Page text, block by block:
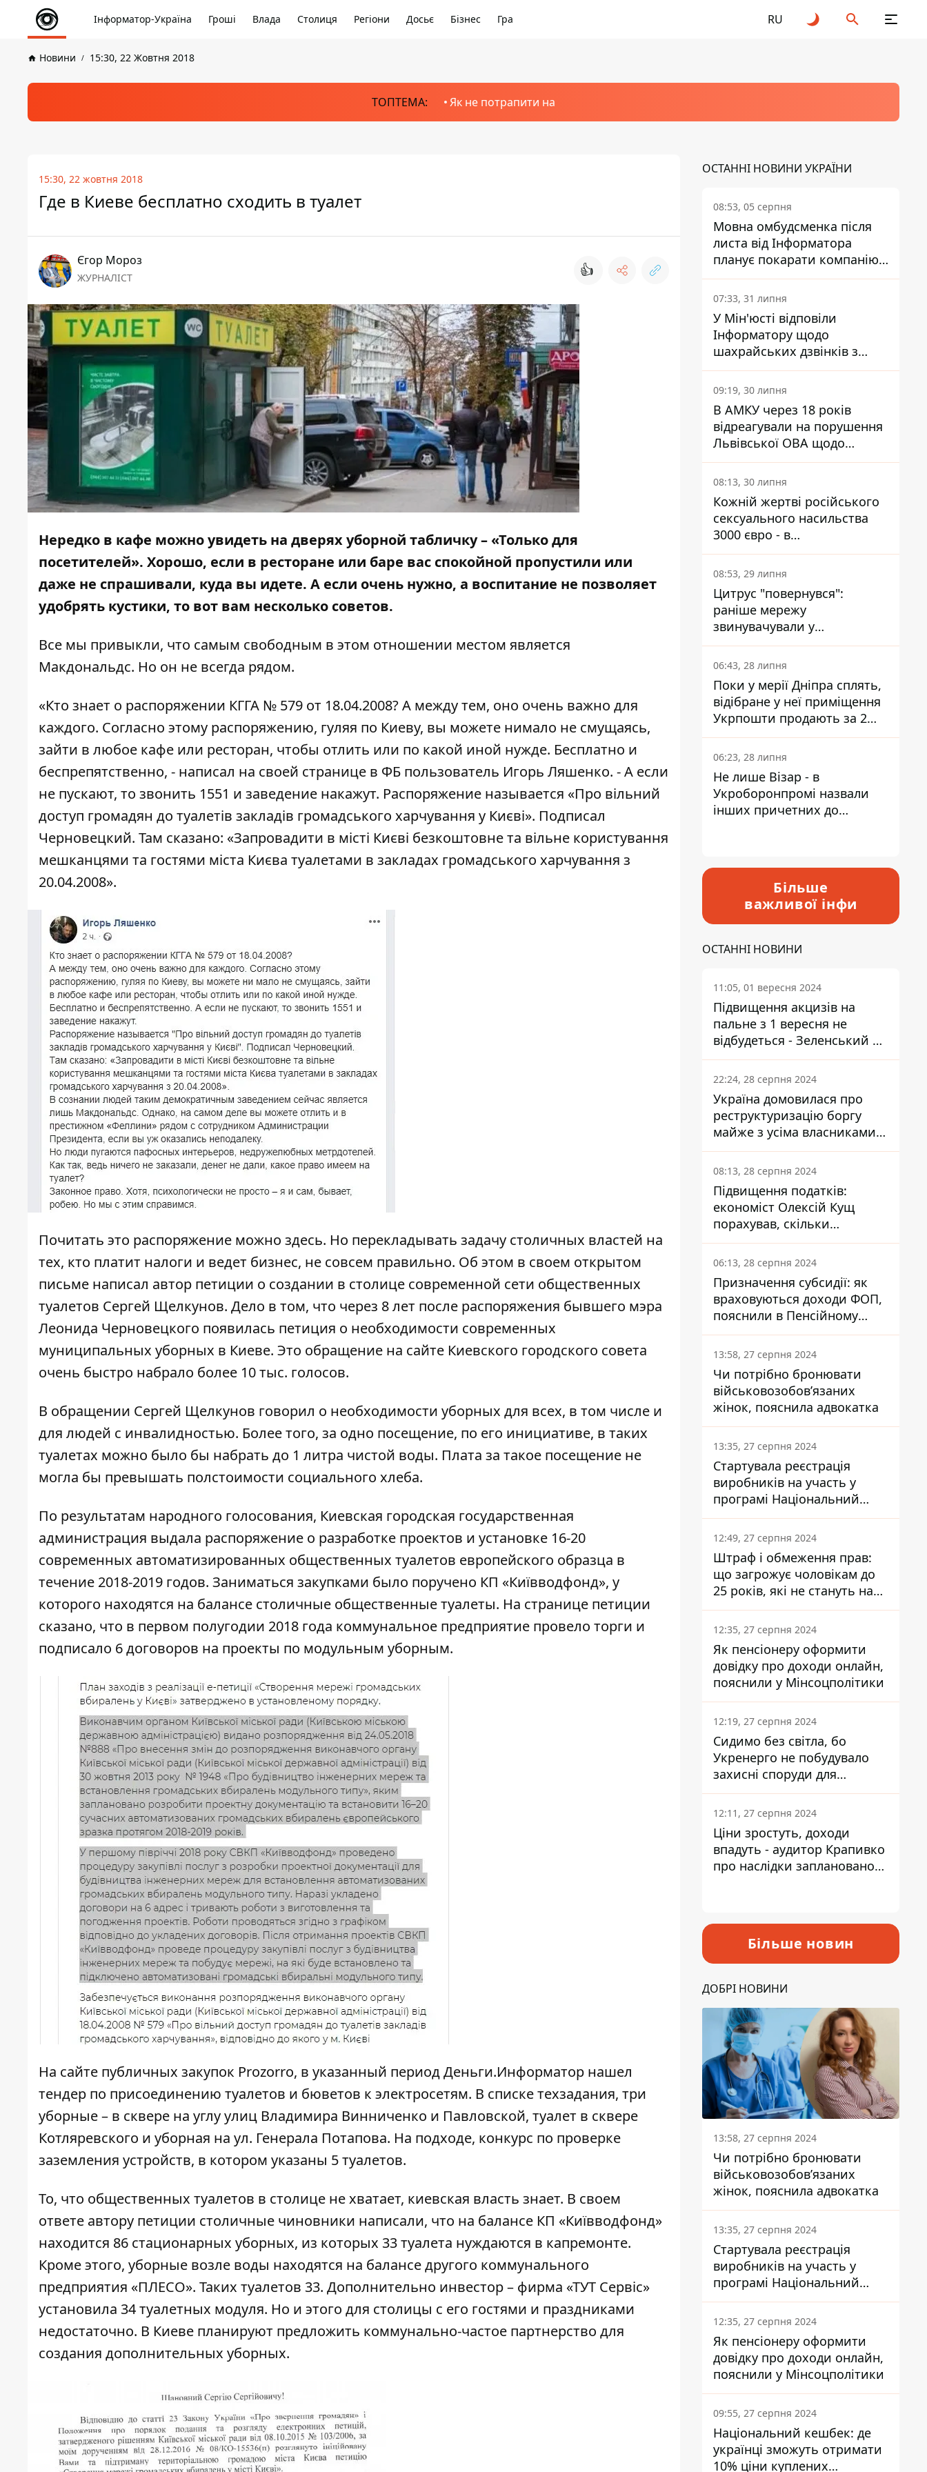
Інформатор-Україна Гроші Влада Столиця Регіони Досьє Бізнес Гра RU
Новини 15:30, 22 Жовтня 2018
ТОПТЕМА: Як не потрапити на
15:30, 22 жовтня 2018
Где в Киеве бесплатно сходить в туалет
Єгор Мороз
ЖУРНАЛІСТ 👍
Нередко в кафе можно увидеть на дверях уборной табличку – «Только для
посетителей». Хорошо, если в ресторане или баре вас спокойной пропустили или
даже не спрашивали, куда вы идете. А если очень нужно, а воспитание не позволяет
удобрять кустики, то вот вам несколько советов.
Все мы привыкли, что самым свободным в этом отношении местом является
Макдональдс. Но он не всегда рядом.
«Кто знает о распоряжении КГГА № 579 от 18.04.2008? А между тем, оно очень важно для
каждого. Согласно этому распоряжению, гуляя по Киеву, вы можете нимало не смущаясь,
зайти в любое кафе или ресторан, чтобы отлить или по какой иной нужде. Бесплатно и
беспрепятственно, - написал на своей странице в ФБ пользователь Игорь Ляшенко. - А если
не пускают, то звонить 1551 и заведение накажут. Распоряжение называется «Про вільний
доступ громадян до туалетів закладів громадського харчування у Києві». Подписал
Черновецкий. Там сказано: «Запровадити в місті Києві безкоштовне та вільне користування
мешканцями та гостями міста Києва туалетами в закладах громадського харчування з
20.04.2008».
Почитать это распоряжение можно здесь. Но перекладывать задачу столичных властей на
тех, кто платит налоги и ведет бизнес, не совсем правильно. Об этом в своем открытом
письме написал автор петиции о создании в столице современной сети общественных
туалетов Сергей Щелкунов. Дело в том, что через 8 лет после распоряжения бывшего мэра
Леонида Черновецкого появилась петиция о необходимости современных
муниципальных уборных в Киеве. Это обращение на сайте Киевского городского совета
очень быстро набрало более 10 тыс. голосов.
В обращении Сергей Щелкунов говорил о необходимости уборных для всех, в том числе и
для людей с инвалидностью. Более того, за одно посещение, по его инициативе, в таких
туалетах можно было бы набрать до 1 литра чистой воды. Плата за такое посещение не
могла бы превышать полстоимости социального хлеба.
По результатам народного голосования, Киевская городская государственная
администрация выдала распоряжение о разработке проектов и установке 16-20
современных автоматизированных общественных туалетов европейского образца в
течение 2018-2019 годов. Заниматься закупками было поручено КП «Київводфонд», у
которого находятся на балансе столичные общественные туалеты. На странице петиции
сказано, что в первом полугодии 2018 года коммунальное предприятие провело торги и
подписало 6 договоров на проекты по модульным уборным.
На сайте публичных закупок Prozorro, в указанный период Деньги.Информатор нашел
тендер по присоединению туалетов и бюветов к электросетям. В списке техзадания, три
уборные – в сквере на углу улиц Владимира Винниченко и Павловской, туалет в сквере
Котляревского и уборная на ул. Генерала Потапова. На подходе, конкурс по проверке
заземления устройств, в котором указаны 5 туалетов.
То, что общественных туалетов в столице не хватает, киевская власть знает. В своем
ответе автору петиции столичные чиновники написали, что на балансе КП «Київводфонд»
находится 86 стационарных уборных, из которых 33 туалета нуждаются в капремонте.
Кроме этого, уборные возле воды находятся на балансе другого коммунального
предприятия «ПЛЕСО». Таких туалетов 33. Дополнительно инвестор – фирма «ТУТ Сервіс»
установила 34 туалетных модуля. Но и этого для столицы с его гостями и праздниками
недостаточно. В Киеве планируют предложить коммунально-частое партнерство для
создания дополнительных уборных.
ОСТАННІ НОВИНИ УКРАЇНИ
08:53, 05 серпня
Мовна омбудсменка після
листа від Інформатора
планує покарати компанію-
підрядника ПриватБанку
07:33, 31 липня
У Мін'юсті відповіли
Інформатору щодо
шахрайських дзвінків з
камери Сумського СІЗО так,
що ніхто нічого не зрозумів
09:19, 30 липня
В АМКУ через 18 років
відреагували на порушення
Львівської ОВА щодо
харчування у закладах
освіти
08:13, 30 липня
Кожній жертві російського
сексуального насильства
3000 євро - в
Мінсоцполітики пояснили
Інформатору, звідки на це
гроші
08:53, 29 липня
Цитрус "повернувся":
раніше мережу
звинувачували у
контрабанді техніки та
ухиленні від сплати
податків
06:43, 28 липня
Поки у мерії Дніпра сплять,
відібране у неї приміщення
Укрпошти продають за 2
мільйони
06:23, 28 липня
Не лише Візар - в
Укроборонпромі назвали
інших причетних до
Більше
важливої інфи
ОСТАННІ НОВИНИ
11:05, 01 вересня 2024
Підвищення акцизів на
пальне з 1 вересня не
відбудеться - Зеленський не
підписав закон
22:24, 28 серпня 2024
Україна домовилася про
реструктуризацію боргу
майже з усіма власниками
єврооблігацій: що це
означає для країни
08:13, 28 серпня 2024
Підвищення податків:
економіст Олексій Кущ
порахував, скільки
заплатить кожен українець
06:13, 28 серпня 2024
Призначення субсидії: як
враховуються доходи ФОП,
пояснили в Пенсійному
фонді
13:58, 27 серпня 2024
Чи потрібно бронювати
військовозобов’язаних
жінок, пояснила адвокатка
13:35, 27 серпня 2024
Стартувала реєстрація
виробників на участь у
програмі Національний
кешбек: як це зробити
через портал Дія
12:49, 27 серпня 2024
Штраф і обмеження прав:
що загрожує чоловікам до
25 років, які не стануть на
військовий облік
12:35, 27 серпня 2024
Як пенсіонеру оформити
довідку про доходи онлайн,
пояснили у Мінсоцполітики
12:19, 27 серпня 2024
Сидимо без світла, бо
Укренерго не побудувало
захисні споруди для
енергетики - нардеп
Кучеренко
12:11, 27 серпня 2024
Ціни зростуть, доходи
впадуть - аудитор Крапивко
про наслідки запланованого
Більше новин
ДОБРІ НОВИНИ
13:58, 27 серпня 2024
Чи потрібно бронювати
військовозобов’язаних
жінок, пояснила адвокатка
13:35, 27 серпня 2024
Стартувала реєстрація
виробників на участь у
програмі Національний
кешбек: як це зробити
через портал Дія
12:35, 27 серпня 2024
Як пенсіонеру оформити
довідку про доходи онлайн,
пояснили у Мінсоцполітики
09:55, 27 серпня 2024
Національний кешбек: де
українці зможуть отримати
10% ціни куплених